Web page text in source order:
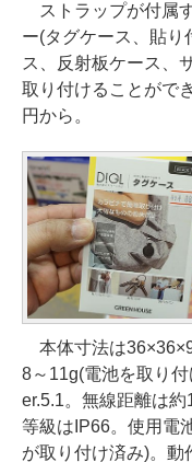
ストラップが付属
ー(タグケース、貼り
ス、反射板ケース、
取り付けることがで
円から。
本体寸法は
8～11g(電池を取り
er.5.1。無線距離は
等級はIP66。使用電
が取り付け済み)。動